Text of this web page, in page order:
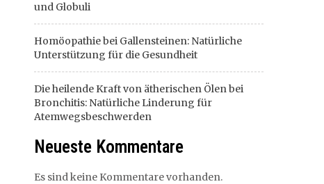
und Globuli
Homöopathie bei Gallensteinen: Natürliche
Unterstützung für die Gesundheit
Die heilende Kraft von ätherischen Ölen bei
Bronchitis: Natürliche Linderung für
Atemwegsbeschwerden
Neueste Kommentare
Es sind keine Kommentare vorhanden.